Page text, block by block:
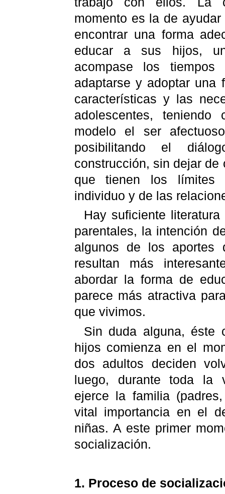
momento es la de
encontrar una forma
educar a sus hijos,
acompase los tiempos
adaptarse y adoptar una
características y las
adolescentes,
modelo el ser
posibilitando el
construcción, sin dejar
que tienen los límites
individuo y de las
Hay suficiente
parentales, la intención
algunos de los aportes
resultan más
abordar la forma de
parece más atractiva
que vivimos.
Sin duda alguna, éste
hijos comienza en el
dos adultos deciden
luego, durante toda la
ejerce la familia
vital importancia en el
niñas. A este primer
socialización.
1. Proceso de